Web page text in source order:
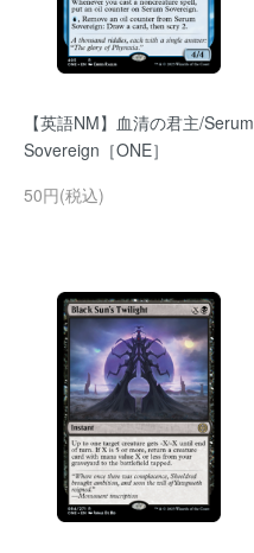
【英語NM】血清の君主/Serum
Sovereign［ONE］
50円(税込)